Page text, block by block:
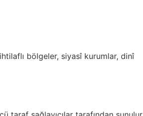
bölgeler, siyasî kurumlar, dinî